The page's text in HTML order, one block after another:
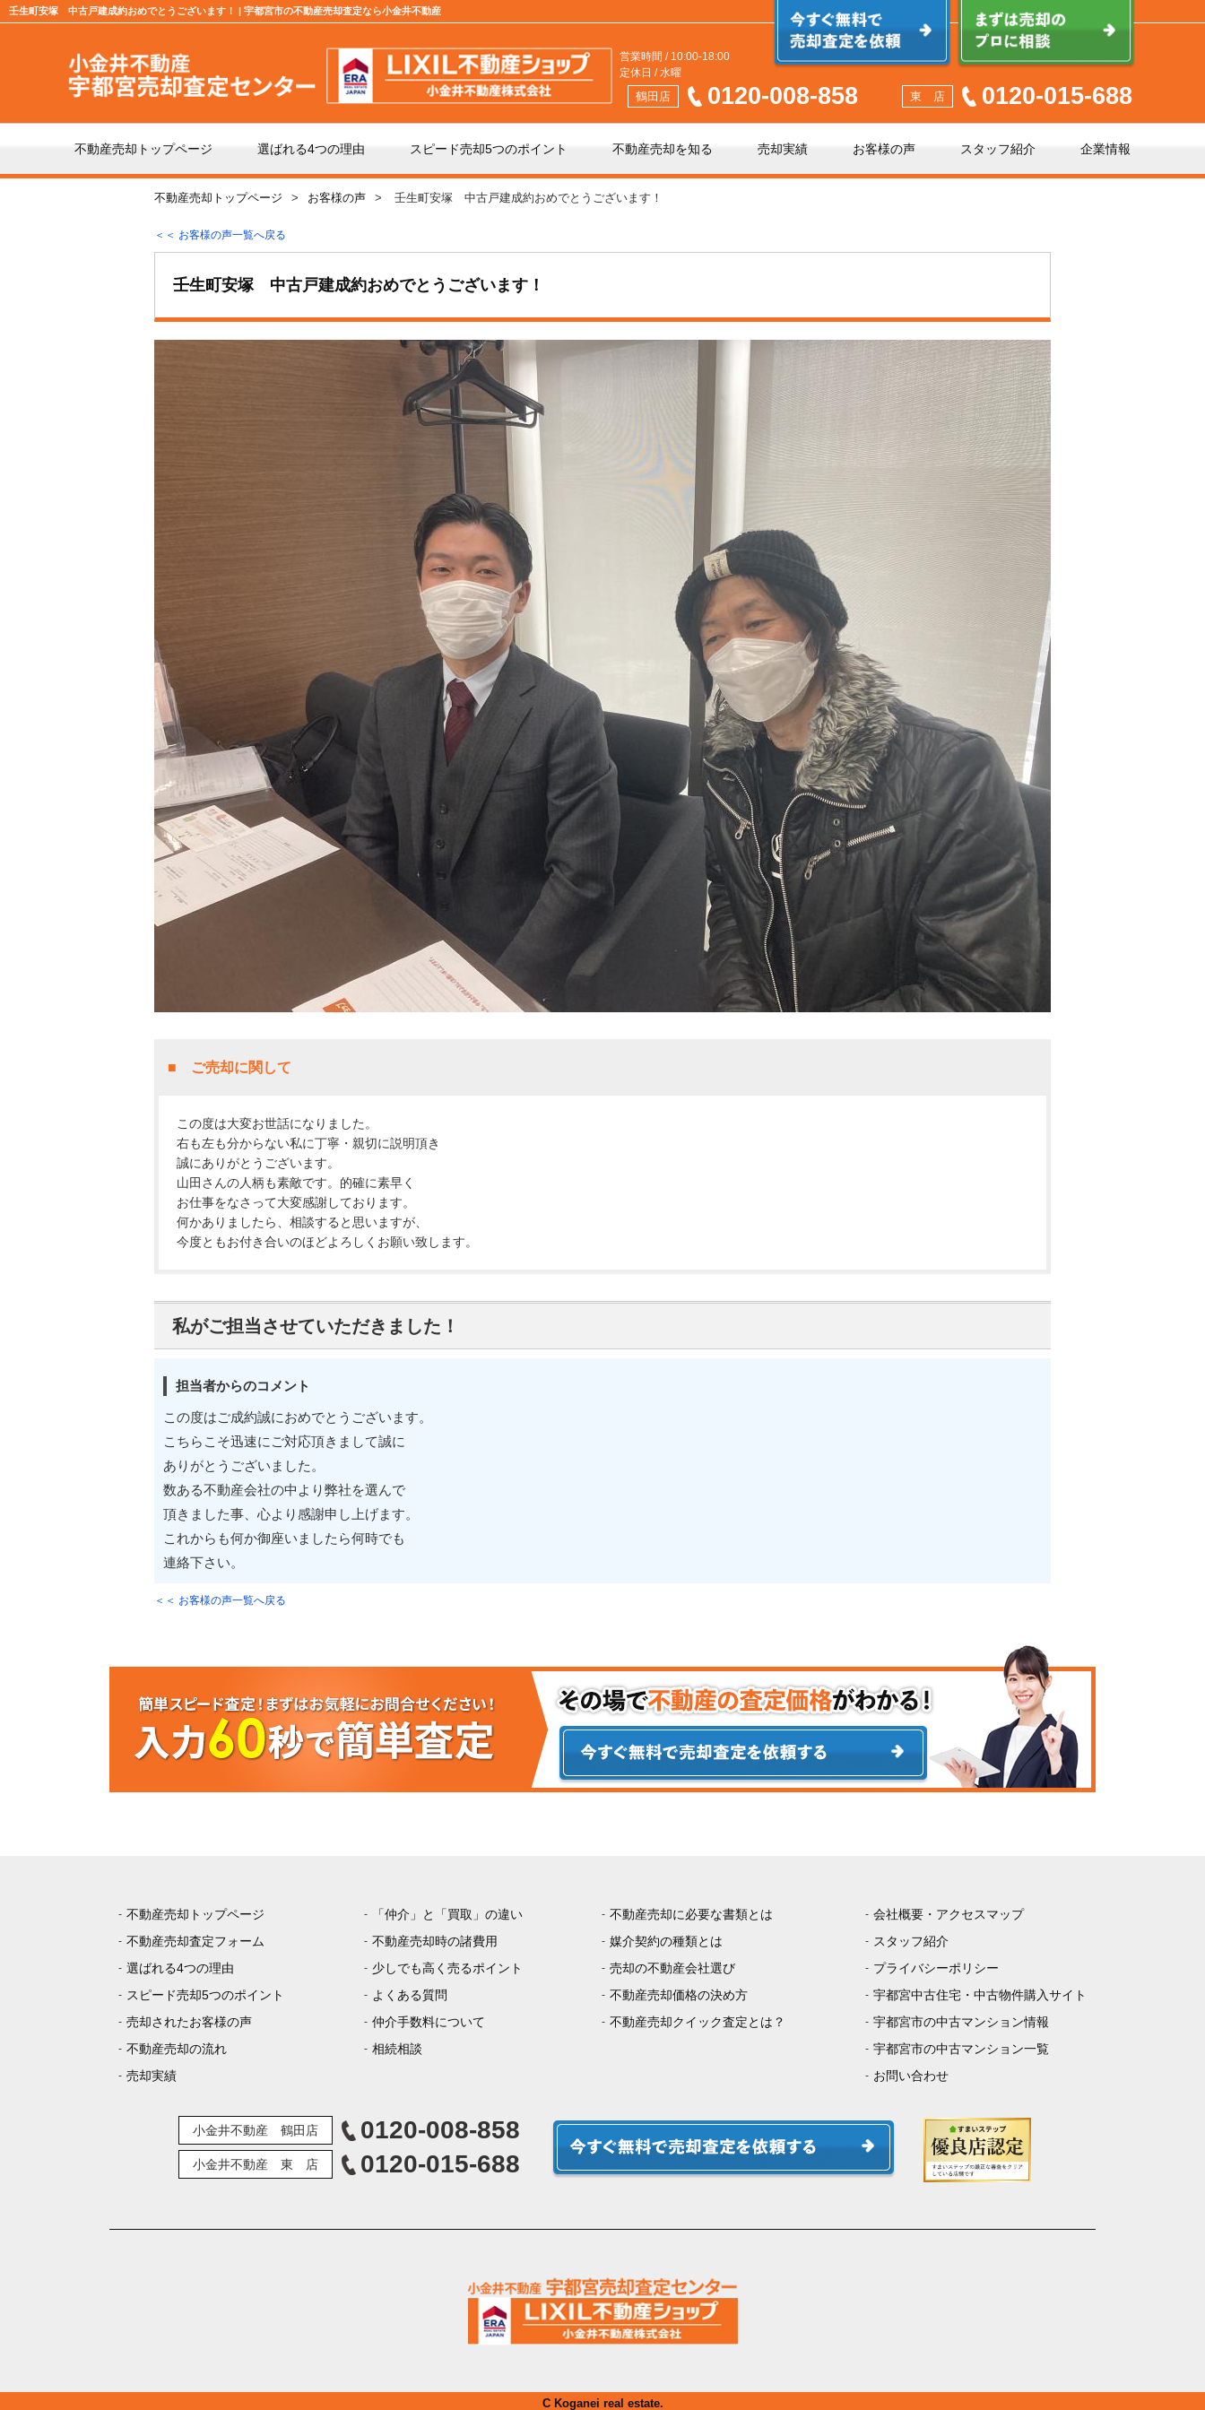
壬生町安塚 中古戸建成約おめでとうございます！ | 宇都宮市の不動産売却査定なら小金井不動産
営業時間 / 10:00-18:00
定休日 / 水曜
鶴田店 0120-008-858 東 店 0120-015-688
不動産売却トップページ 選ばれる4つの理由 スピード売却5つのポイント 不動産売却を知る
不動産の売却の流れ 「仲介」と「買取」の違い 不動産売却時の諸費用
売却実績 お客様の声 スタッフ紹介 企業情報
不動産売却トップページ お客様の声 壬生町安塚 中古戸建成約おめでとうございます！
＜＜ お客様の声一覧へ戻る
壬生町安塚 中古戸建成約おめでとうございます！
■ ご売却に関して
この度は大変お世話になりました。
右も左も分からない私に丁寧・親切に説明頂き
誠にありがとうございます。
山田さんの人柄も素敵です。的確に素早く
お仕事をなさって大変感謝しております。
何かありましたら、相談すると思いますが、
今度ともお付き合いのほどよろしくお願い致します。
私がご担当させていただきました！
担当者からのコメント
この度はご成約誠におめでとうございます。
こちらこそ迅速にご対応頂きまして誠に
ありがとうございました。
数ある不動産会社の中より弊社を選んで
頂きました事、心より感謝申し上げます。
これからも何か御座いましたら何時でも
連絡下さい。
＜＜ お客様の声一覧へ戻る
不動産売却トップページ
不動産売却査定フォーム
選ばれる4つの理由
スピード売却5つのポイント
売却されたお客様の声
不動産売却の流れ
売却実績
「仲介」と「買取」の違い
不動産売却時の諸費用
少しでも高く売るポイント
よくある質問
仲介手数料について
相続相談
不動産売却に必要な書類とは
媒介契約の種類とは
売却の不動産会社選び
不動産売却価格の決め方
不動産売却クイック査定とは？
会社概要・アクセスマップ
スタッフ紹介
プライバシーポリシー
宇都宮中古住宅・中古物件購入サイト
宇都宮市の中古マンション情報
宇都宮市の中古マンション一覧
お問い合わせ
小金井不動産 鶴田店 0120-008-858
小金井不動産 東 店 0120-015-688
C Koganei real estate.